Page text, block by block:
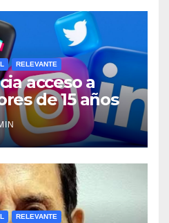
RELEVANTE
acceso a
de 15 años
RELEVANTE